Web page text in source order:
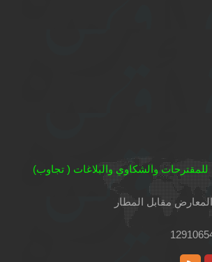
للمقترحات والشكاوي والبلاغات ( تجاوب)
مقابل المطار